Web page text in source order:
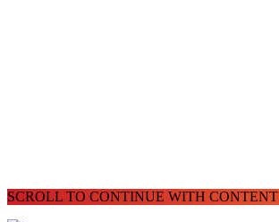
SCROLL TO CONTINUE WITH CONTENT